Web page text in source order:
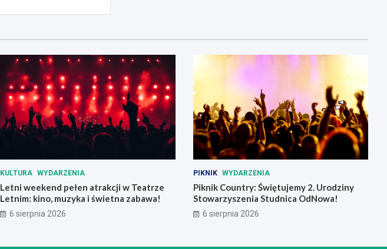
KULTURA WYDARZENIA
Letni weekend pełen atrakcji w Teatrze
Letnim: kino, muzyka i świetna zabawa!
6 sierpnia 2026
PIKNIK WYDARZENIA
Piknik Country: Świętujemy 2. Urodziny
Stowarzyszenia Studnica OdNowa!
6 sierpnia 2026